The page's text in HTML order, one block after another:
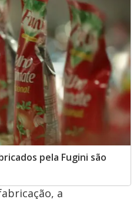
pela Fugini são
a